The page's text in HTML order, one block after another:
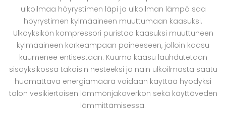
ulkoilmaa höyrystimen läpi ja ulkoilman lämpö saa
höyrystimen kylmäaineen muuttumaan kaasuksi.
Ulkoyksikön kompressori puristaa kaasuksi muuttuneen
kylmäaineen korkeampaan paineeseen, jolloin kaasu
kuumenee entisestään. Kuuma kaasu lauhdutetaan
sisäyksikössä takaisin nesteeksi ja näin ulkoilmasta saatu
huomattava energiamäärä voidaan käyttää hyödyksi
talon vesikiertoisen lämmönjakoverkon sekä käyttöveden
lämmittämisessä.